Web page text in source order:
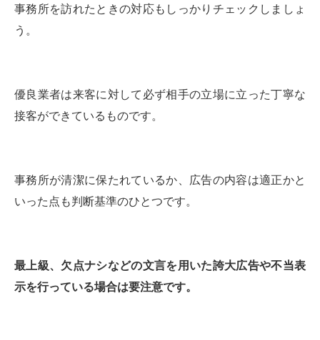
事務所を訪れたときの対応もしっかりチェックしましょ
う。
優良業者は来客に対して必ず相手の立場に立った丁寧な
接客ができているものです。
事務所が清潔に保たれているか、広告の内容は適正かと
いった点も判断基準のひとつです。
最上級、欠点ナシなどの文言を用いた誇大広告や不当表
示を行っている場合は要注意です。